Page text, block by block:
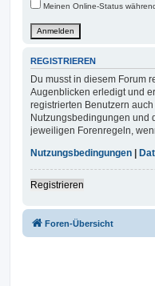
Meinen Online-Status
REGISTRIEREN
Du musst in diesem Forum
Augenblicken erledigt und
registrierten Benutzern
Nutzungsbedingungen und
jeweiligen Forenregeln,
Nutzungsbedingungen
Registrieren
Foren-Übersicht